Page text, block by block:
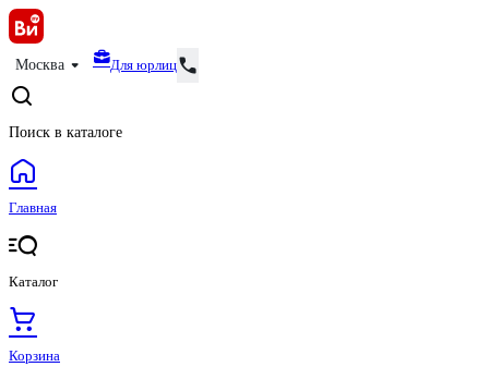
Москва Для юрлиц
Поиск в каталоге
Главная
Каталог
Корзина